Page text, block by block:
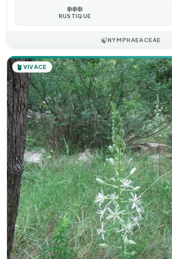
❄️❄️❄️
RUSTIQUE
🍃NYMPHAEACEAE
🪴 VIVACE